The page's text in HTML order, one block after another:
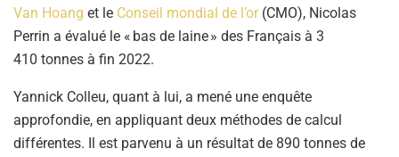
Van Hoang et le Conseil mondial de l’or(CMO), Nicolas
Perrin a évalué le « bas de laine » des Français à 3
410 tonnes à fin 2022.
Yannick Colleu, quant à lui, a mené une enquête
approfondie, en appliquant deux méthodes de calcul
différentes. Il est parvenu à un résultat de 890 tonnes de